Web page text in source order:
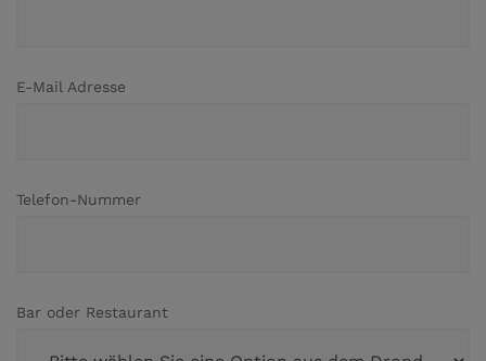
E-Mail Adresse
Telefon-Nummer
Bar oder Restaurant